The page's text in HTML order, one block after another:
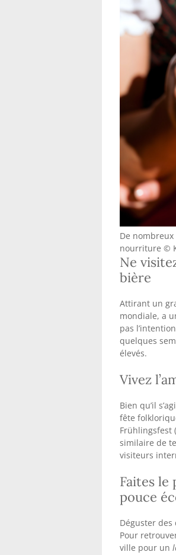
De
Ne
bière
Attirant un
mondiale, a
quelques
Vivez
Bien qu’il
fête
similaire de
visiteurs
Faites le
pouce